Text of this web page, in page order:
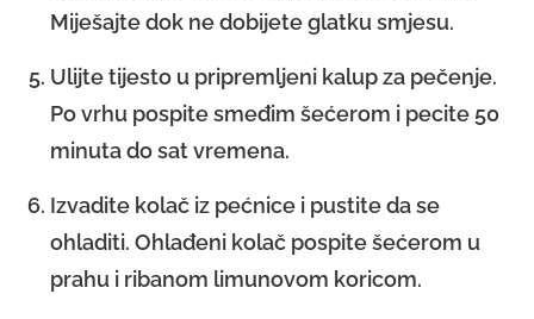
Miješajte dok ne dobijete glatku smjesu.
Ulijte tijesto u pripremljeni kalup za pečenje.
Po vrhu pospite smeđim šećerom i pecite 50
minuta do sat vremena.
Izvadite kolač iz pećnice i pustite da se
ohladiti. Ohlađeni kolač pospite šećerom u
prahu i ribanom limunovom koricom.